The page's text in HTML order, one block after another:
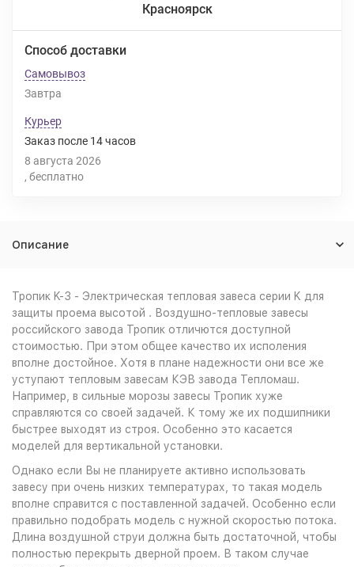
Красноярск
Способ доставки
Самовывоз
Завтра
Курьер
Заказ после 14часов
8 августа 2026
Бесплатно
Описание
Тропик K-3 - Электрическая тепловая завеса серии K для
защиты проема высотой . Воздушно-тепловые завесы
российского завода Тропик отличются доступной
стоимостью. При этом общее качество их исполения
вполне достойное. Хотя в плане надежности они все же
уступают тепловым завесам КЭВ завода Тепломаш.
Например, в сильные морозы завесы Тропик хуже
справляются со своей задачей. К тому же их подшипники
быстрее выходят из строя. Особенно это касается
моделей для вертикальной установки.
Однако если Вы не планируете активно использовать
завесу при очень низких температурах, то такая модель
вполне справится с поставленной задачей. Особенно если
правильно подобрать модель с нужной скоростью потока.
Длина воздушной струи должна быть достаточной, чтобы
полностью перекрыть дверной проем. В таком случае